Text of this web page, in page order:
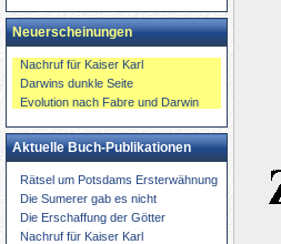
Neuerscheinungen
Nachruf für Kaiser Karl
Darwins dunkle Seite
Evolution nach Fabre und Darwin
Aktuelle Buch-Publikationen
Rätsel um Potsdams Ersterwähnung
Die Sumerer gab es nicht
Die Erschaffung der Götter
Nachruf für Kaiser Karl